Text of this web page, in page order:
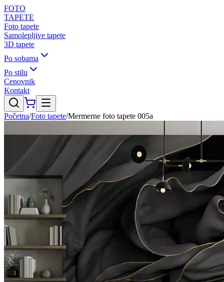
FOTO
TAPETE
Foto tapete
Samolepljive tapete
3D tapete
Po sobama
Po stilu
Cenovnik
Kontakt
Početna/Foto tapete/Mermerne foto tapete 005a